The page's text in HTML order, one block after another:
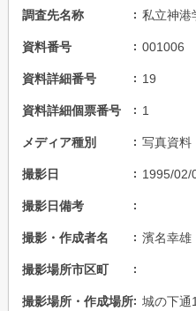
調査先名称 私立神港
資料番号 001006
資料詳細番号 19
資料詳細個票番号 1
メディア種別 写真資料
撮影日 1995/02/
撮影日備考
撮影・作成者名 濱名幸雄
撮影場所市区町
撮影場所・作成場所 城の下通1